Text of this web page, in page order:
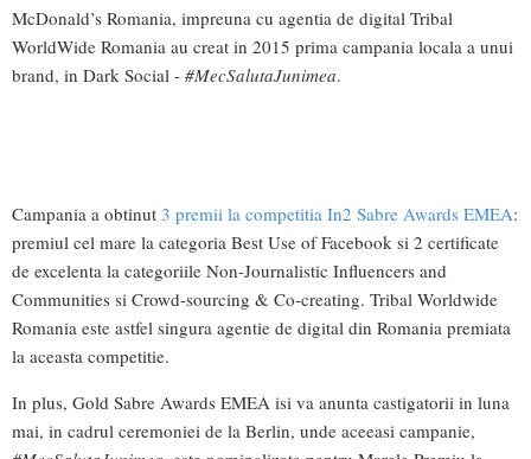
McDonald’s Romania, impreuna cu agentia de digital Tribal
WorldWide Romania au creat in 2015 prima campania locala a unui
brand, in Dark Social - #MecSalutaJunimea.
Campania a obtinut 3 premii la competitia In2 Sabre Awards EMEA:
premiul cel mare la categoria Best Use of Facebook si 2 certificate
de excelenta la categoriile Non-Journalistic Influencers and
Communities si Crowd-sourcing & Co-creating. Tribal Worldwide
Romania este astfel singura agentie de digital din Romania premiata
la aceasta competitie.
In plus, Gold Sabre Awards EMEA isi va anunta castigatorii in luna
mai, in cadrul ceremoniei de la Berlin, unde aceeasi campanie,